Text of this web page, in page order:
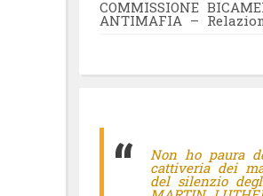
COMMISSIONE
ANTIMAFIA –
Non ho paura
cattiveria dei
del silenzio